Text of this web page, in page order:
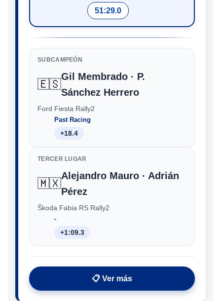
51:29.0
SUBCAMPEÓN
🇪🇸
Gil Membrado · P.
Sánchez Herrero
Ford Fiesta Rally2
Past Racing
+18.4
TERCER LUGAR
🇲🇽
Alejandro Mauro · Adrián
Pérez
Škoda Fabia RS Rally2
‑
+1:09.3
📋 Ver más